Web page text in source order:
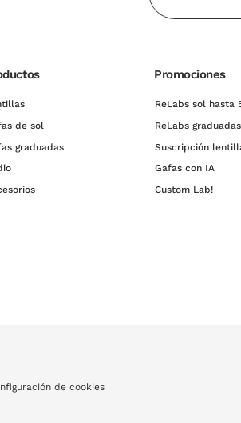
de sol
graduadas
Promociones
ReLabs sol hasta
ReLabs
Suscripción
Gafas con IA
Custom Lab!
de cookies